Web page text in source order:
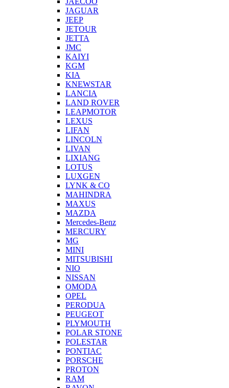
JAGUAR
JEEP
JETOUR
JETTA
JMC
KAIYI
KGM
KIA
KNEWSTAR
LANCIA
LAND ROVER
LEAPMOTOR
LEXUS
LIFAN
LINCOLN
LIVAN
LIXIANG
LOTUS
LUXGEN
LYNK & CO
MAHINDRA
MAXUS
MAZDA
Mercedes-Benz
MERCURY
MG
MINI
MITSUBISHI
NIO
NISSAN
OMODA
OPEL
PERODUA
PEUGEOT
PLYMOUTH
POLAR STONE
POLESTAR
PONTIAC
PORSCHE
PROTON
RAM